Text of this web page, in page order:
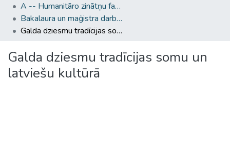
A -- Humanitāro zinātņu fakultāte / Faculty of Humanities
Bakalaura un maģistra darbi (HZF) / Bachelor's and Master's theses
Galda dziesmu tradīcijas somu un latviešu kultūrā
Galda dziesmu tradīcijas somu un
latviešu kultūrā